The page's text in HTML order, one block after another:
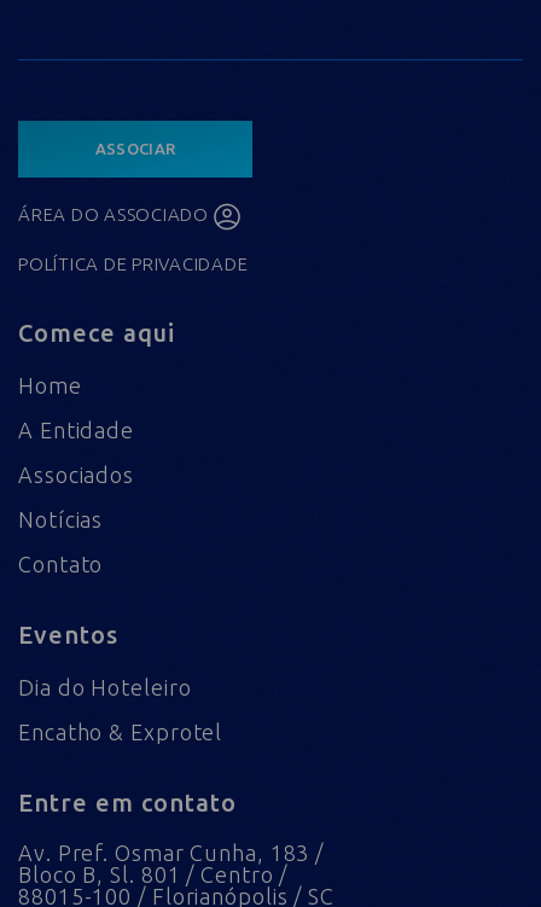
ASSOCIAR
ÁREA DO ASSOCIADO
POLÍTICA DE PRIVACIDADE
Comece aqui
Home
A Entidade
Associados
Notícias
Contato
Eventos
Dia do Hoteleiro
Encatho & Exprotel
Entre em contato
Av. Pref. Osmar Cunha, 183 /
Bloco B, Sl. 801 / Centro /
88015-100 / Florianópolis / SC